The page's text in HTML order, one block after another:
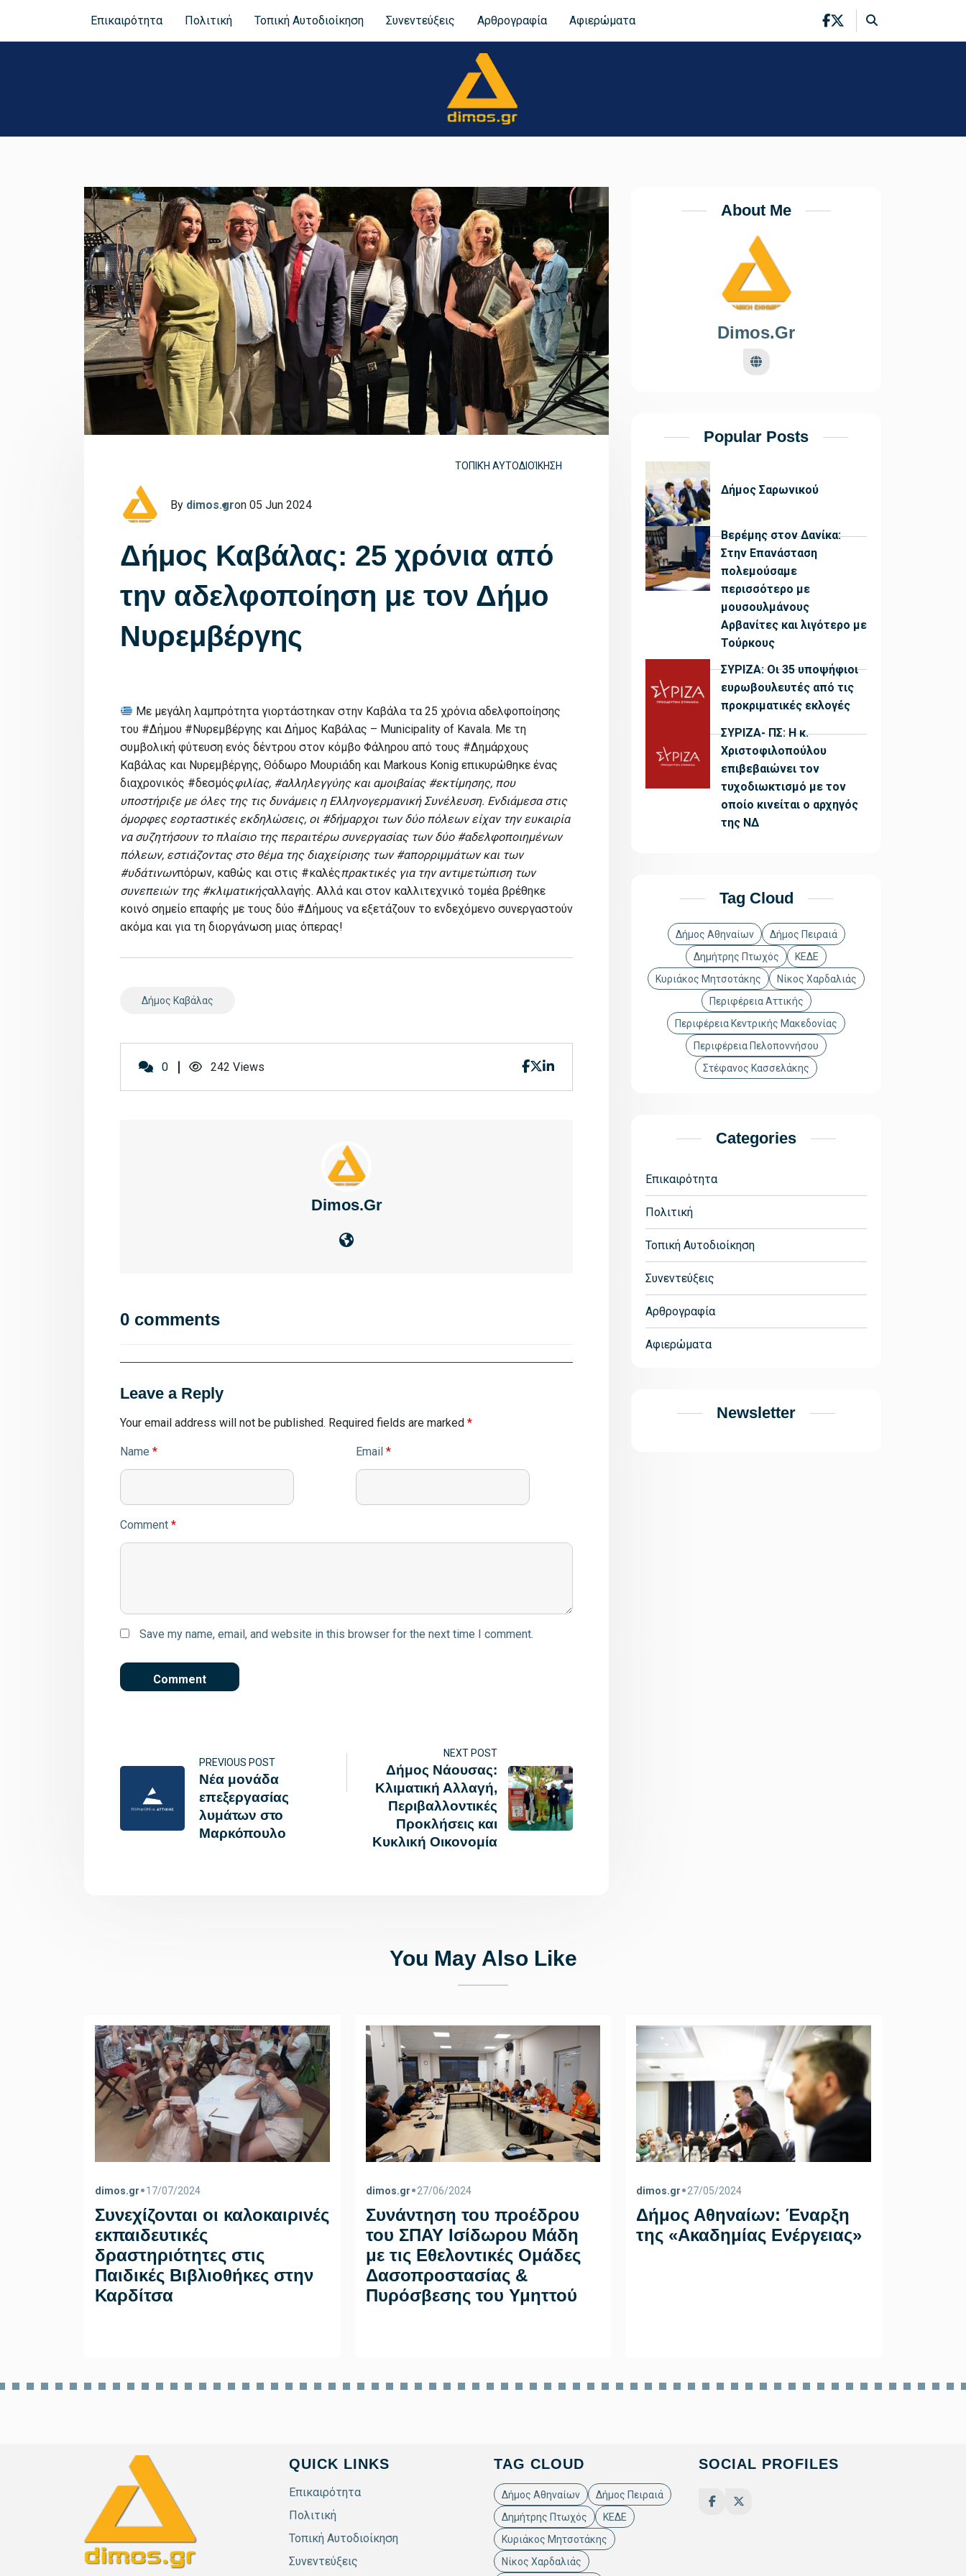
Επικαιρότητα Πολιτική Τοπική Αυτοδιοίκηση Συνεντεύξεις Αρθρογραφία Αφιερώματα
ΤΟΠΙΚΉ ΑΥΤΟΔΙΟΊΚΗΣΗ
By dimos.gron 05 Jun 2024
Δήμος Καβάλας: 25 χρόνια από
την αδελφοποίηση με τον Δήμο
Νυρεμβέργης
Με μεγάλη λαμπρότητα γιορτάστηκαν στην Καβάλα τα 25 χρόνια αδελφοποίησης
του #Δήμου #Νυρεμβέργης και Δήμος Καβάλας – Municipality of Kavala. Με τη
συμβολική φύτευση ενός δέντρου στον κόμβο Φάληρου από τους #Δημάρχους
Καβάλας και Νυρεμβέργης, Θόδωρο Μουριάδη και Markous Konig επικυρώθηκε ένας
διαχρονικός #δεσμόςφιλίας, #αλληλεγγύης και αμοιβαίας #εκτίμησης, που
υποστήριξε με όλες της τις δυνάμεις η Ελληνογερμανική Συνέλευση. Ενδιάμεσα στις
όμορφες εορταστικές εκδηλώσεις, οι #δήμαρχοι των δύο πόλεων είχαν την ευκαιρία
να συζητήσουν το πλαίσιο της περαιτέρω συνεργασίας των δύο #αδελφοποιημένων
πόλεων, εστιάζοντας στο θέμα της διαχείρισης των #απορριμμάτων και των
#υδάτινωνπόρων, καθώς και στις #καλέςπρακτικές για την αντιμετώπιση των
συνεπειών της #κλιματικήςαλλαγής. Αλλά και στον καλλιτεχνικό τομέα βρέθηκε
κοινό σημείο επαφής με τους δύο #Δήμους να εξετάζουν το ενδεχόμενο συνεργαστούν
ακόμα και για τη διοργάνωση μιας όπερας!
Δήμος Καβάλας
0 242 Views
Dimos.gr
0 comments
Leave a Reply
Your email address will not be published. Required fields are marked *
Name * Email *
Comment *
Save my name, email, and website in this browser for the next time I comment.
PREVIOUS POST
Νέα μονάδα
επεξεργασίας
λυμάτων στο
Μαρκόπουλο
NEXT POST
Δήμος Νάουσας:
Κλιματική Αλλαγή,
Περιβαλλοντικές
Προκλήσεις και
Κυκλική Οικονομία
About Me
Dimos.gr
Popular Posts
Δήμος Σαρωνικού
Βερέμης στον Δανίκα:
Στην Επανάσταση
πολεμούσαμε
περισσότερο με
μουσουλμάνους
Αρβανίτες και λιγότερο με
Τούρκους
ΣΥΡΙΖΑ: Οι 35 υποψήφιοι
ευρωβουλευτές από τις
προκριματικές εκλογές
ΣΥΡΙΖΑ- ΠΣ: Η κ.
Χριστοφιλοπούλου
επιβεβαιώνει τον
τυχοδιωκτισμό με τον
οποίο κινείται ο αρχηγός
της ΝΔ
Tag Cloud
Δήμος Αθηναίων
Δήμος Πειραιά
Δημήτρης Πτωχός
ΚΕΔΕ
Κυριάκος Μητσοτάκης
Νίκος Χαρδαλιάς
Περιφέρεια Αττικής
Περιφέρεια Κεντρικής Μακεδονίας
Περιφέρεια Πελοποννήσου
Στέφανος Κασσελάκης
Categories
Επικαιρότητα
Πολιτική
Τοπική Αυτοδιοίκηση
Συνεντεύξεις
Αρθρογραφία
Αφιερώματα
Newsletter
You May Also Like
dimos.gr•17/07/2024
Συνεχίζονται οι καλοκαιρινές
εκπαιδευτικές
δραστηριότητες στις
Παιδικές Βιβλιοθήκες στην
Καρδίτσα
dimos.gr•27/06/2024
Συνάντηση του προέδρου
του ΣΠΑΥ Ισίδωρου Μάδη
με τις Εθελοντικές Ομάδες
Δασοπροστασίας &
Πυρόσβεσης του Υμηττού
dimos.gr•27/05/2024
Δήμος Αθηναίων: Έναρξη
της «Ακαδημίας Ενέργειας»
QUICK LINKS
Επικαιρότητα
Πολιτική
Τοπική Αυτοδιοίκηση
Συνεντεύξεις
TAG CLOUD
Δήμος Αθηναίων
Δήμος Πειραιά
Δημήτρης Πτωχός
ΚΕΔΕ
Κυριάκος Μητσοτάκης
Νίκος Χαρδαλιάς
SOCIAL PROFILES